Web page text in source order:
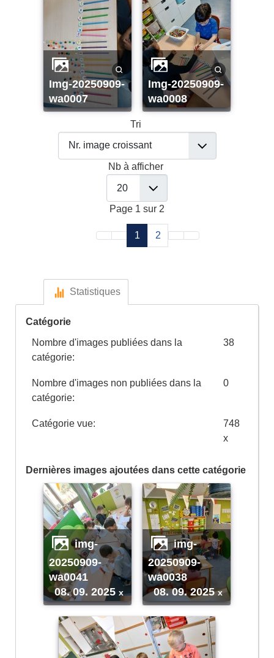
img-20250909-
wa0007
img-20250909-
wa0008
Tri
Nb à afficher
Page 1 sur 2
1 2
Statistiques
Catégorie
Nombre d'images publiées dans la
catégorie:
38
Nombre d'images non publiées dans la
catégorie:
0
Catégorie vue:
748
x
Dernières images ajoutées dans cette catégorie
img-
20250909-
wa0041
08. 09. 2025x
img-
20250909-
wa0038
08. 09. 2025x